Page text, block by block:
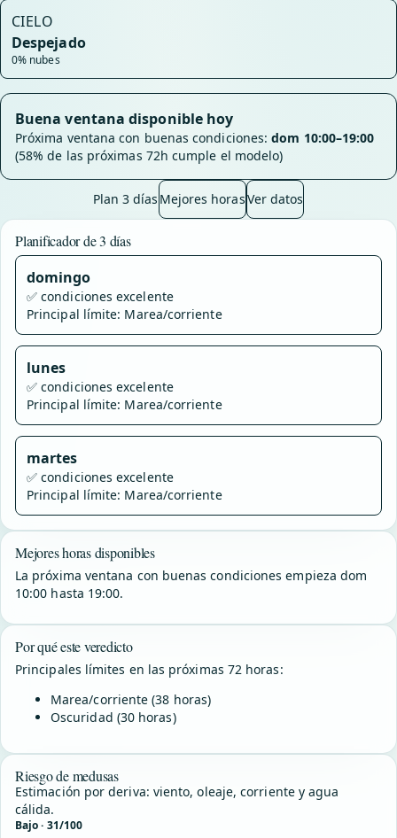
CIELO
Despejado
0% nubes
Buena ventana disponible hoy
Próxima ventana con buenas condiciones:dom 10:00–19:00
(58% de las próximas 72h cumple el modelo)
Plan 3 días Mejores horasVer datos
Planificador de 3 días
domingo
✅condiciones excelente
Principal límite: Marea/corriente
lunes
✅condiciones excelente
Principal límite: Marea/corriente
martes
✅condiciones excelente
Principal límite: Marea/corriente
Mejores horas disponibles
La próxima ventana con buenas condiciones empieza dom
10:00 hasta 19:00.
Por qué este veredicto
Principales límites en las próximas 72 horas:
Marea/corriente (38 horas)
Oscuridad (30 horas)
Riesgo de medusas
Estimación por deriva: viento, oleaje, corriente y agua
cálida.
Bajo · 31/100